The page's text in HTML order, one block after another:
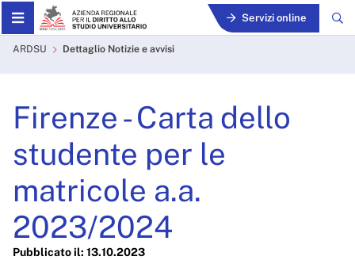
Skip to Main Content Servizi online
Firenze - Carta dello
ARDSU Dettaglio Notizie e avvisi
Firenze - Carta dello
studente per le
matricole a.a.
2023/2024
Pubblicato il: 13.10.2023